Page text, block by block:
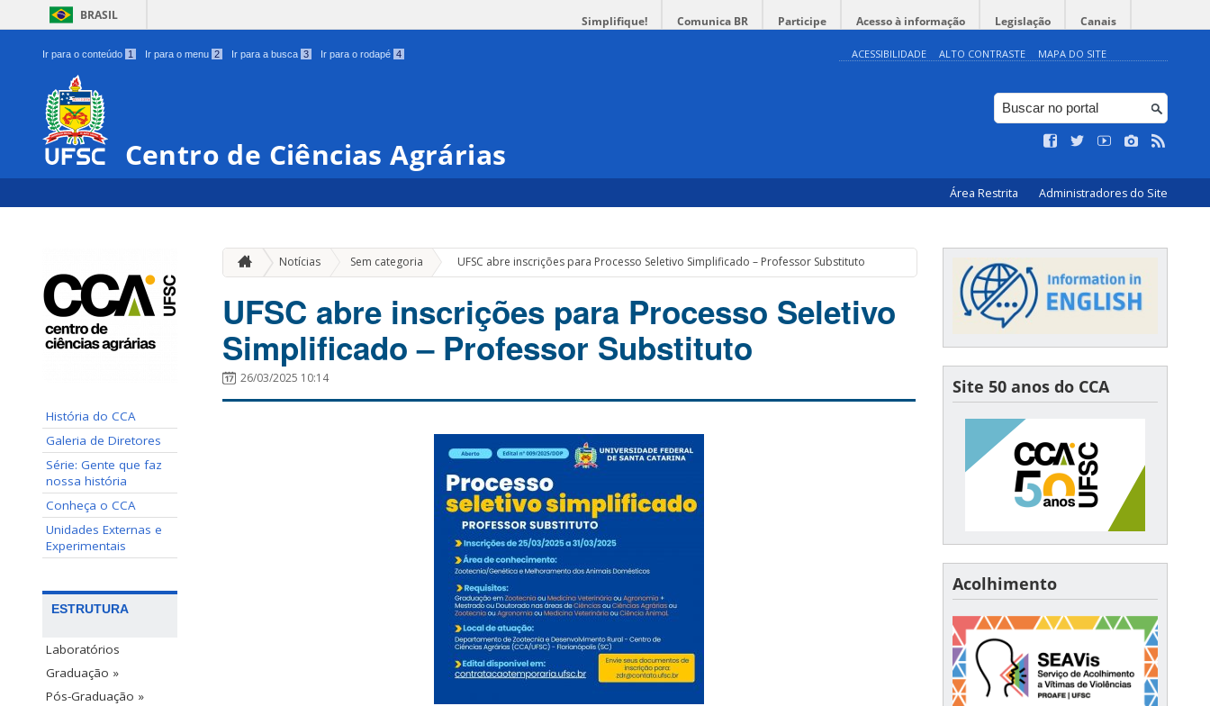
BRASIL Simplifique! Comunica BR Participe Acesso à informação Legislação Canais
Ir para o conteúdo 1 Ir para o menu 2 Ir para a busca 3 Ir para o rodapé 4 ACESSIBILIDADE ALTO CONTRASTE MAPA DO SITE
Centro de Ciências Agrárias
Área Restrita Administradores do Site
História do CCA
Galeria de Diretores
Série: Gente que faz
nossa história
Conheça o CCA
Unidades Externas e
Experimentais
ESTRUTURA
Laboratórios
Graduação »
Pós-Graduação »
Notícias Sem categoria » UFSC abre inscrições para Processo Seletivo Simplificado – Professor Substituto
UFSC abre inscrições para Processo Seletivo
Simplificado – Professor Substituto
26/03/2025 10:14 Site 50 anos do CCA
Acolhimento